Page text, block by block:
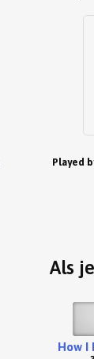
Played
Als
How I